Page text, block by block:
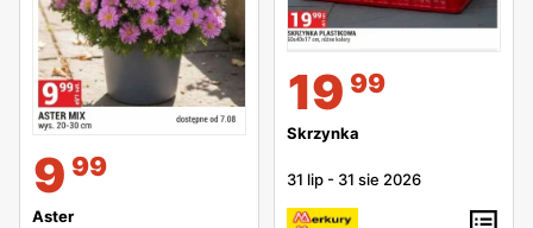
9 99
Aster
19 99
Skrzynka
31 lip - 31 sie 2026